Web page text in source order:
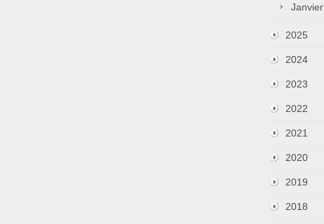
Janvier
2025
2024
2023
2022
2021
2020
2019
2018